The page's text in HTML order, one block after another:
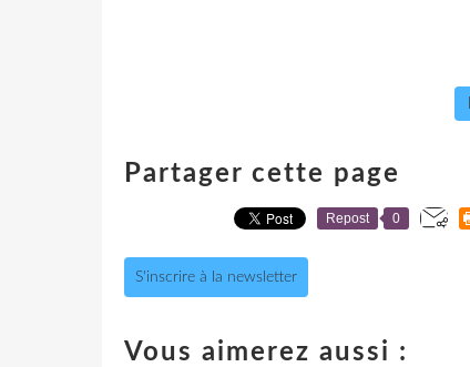
Partager cette page
Repost 0
S'inscrire à la newsletter
Vous aimerez aussi :